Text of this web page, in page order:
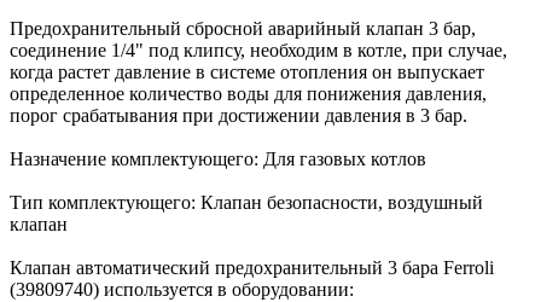
Предохранительный сбросной аварийный клапан 3 бар,
соединение 1/4" под клипсу, необходим в котле, при случае,
когда растет давление в системе отопления он выпускает
определенное количество воды для понижения давления,
порог срабатывания при достижении давления в 3 бар.
Назначение комплектующего: Для газовых котлов
Тип комплектующего: Клапан безопасности, воздушный
клапан
Клапан автоматический предохранительный 3 бара Ferroli
(39809740) используется в оборудовании: